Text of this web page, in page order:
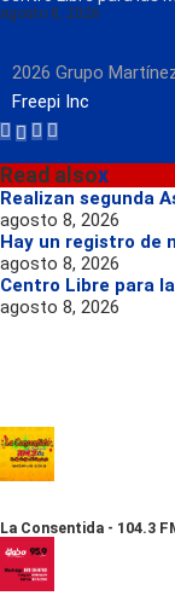
agosto 8, 2026
2026 Grupo
Freepi Inc
Read alsox
Realizan segunda
agosto 8, 2026
Hay un registro de
agosto 8, 2026
Centro Libre para
agosto 8, 2026
La Consentida - 104.3